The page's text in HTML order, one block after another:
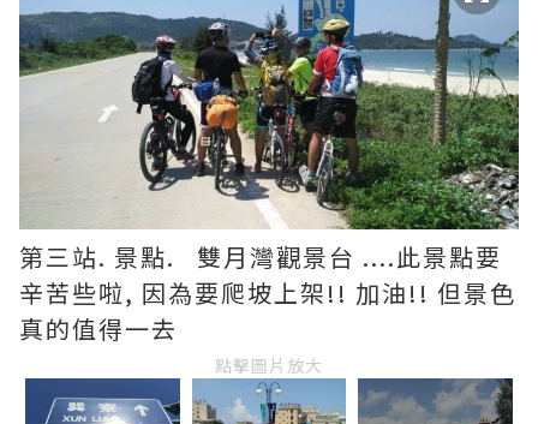
第三站. 景點. 雙月灣觀景台 ....此景點要
辛苦些啦, 因為要爬坡上架!! 加油!! 但景色
真的值得一去
點擊圖片放大